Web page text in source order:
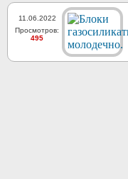
11.06.2022
Просмотров:
495